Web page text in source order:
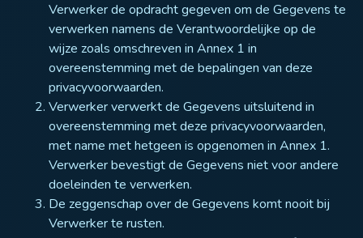
Verwerker de opdracht gegeven om de Gegevens te
verwerken namens de Verantwoordelijke op de
wijze zoals omschreven in Annex 1 in
overeenstemming met de bepalingen van deze
privacyvoorwaarden.
Verwerker verwerkt de Gegevens uitsluitend in
overeenstemming met deze privacyvoorwaarden,
met name met hetgeen is opgenomen in Annex 1.
Verwerker bevestigt de Gegevens niet voor andere
doeleinden te verwerken.
De zeggenschap over de Gegevens komt nooit bij
Verwerker te rusten.